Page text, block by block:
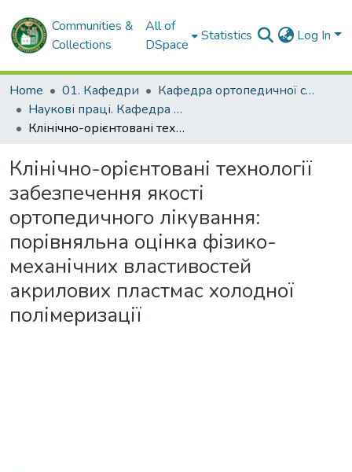
Communities &
Collections
All of
DSpace
Statistics Log In
Home 01. Кафедри
Кафедра ортопедичної стоматології
Наукові праці. Кафедра ортопедичної стоматології
Клінічно-орієнтовані технології забезпечення якості ортопедичного лікування: порівняльна оцінка фізико-механічних властивостей акрилових пластмас холодної полімеризації
Клінічно-орієнтовані технології
забезпечення якості
ортопедичного лікування:
порівняльна оцінка фізико-
механічних властивостей
акрилових пластмас холодної
полімеризації